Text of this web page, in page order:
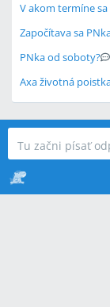
V akom termíne sa
Započítava sa
PNka od soboty?
Axa životná